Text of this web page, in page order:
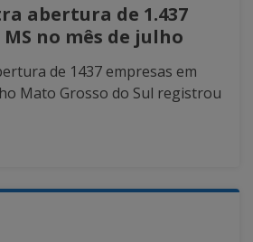
abertura de 1.437
no mês de julho
de 1437 empresas em
Mato Grosso do Sul registrou